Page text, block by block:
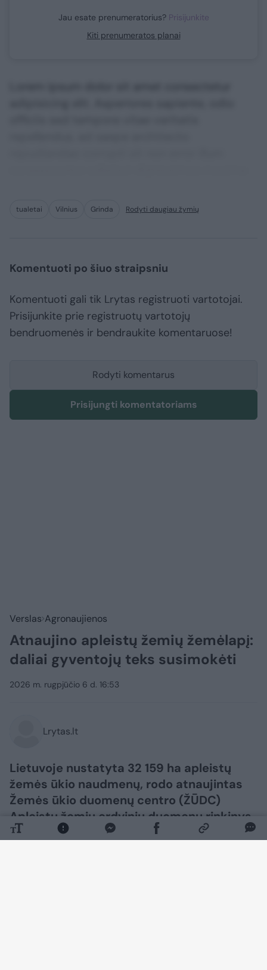
Jau esate prenumeratorius? Prisijunkite
Kiti prenumeratos planai
tualetai Vilnius Grinda Rodyti daugiau žymių
Komentuoti po šiuo straipsniu
Komentuoti gali tik Lrytas registruoti vartotojai.
Prisijunkite prie registruotų vartotojų
bendruomenės ir bendraukite komentaruose!
Rodyti komentarus
Prisijungti komentatoriams
Verslas Agronaujienos
Atnaujino apleistų žemių žemėlapį:
daliai gyventojų teks susimokėti
2026 m. rugpjūčio 6 d. 16:53
Lrytas.lt
Lietuvoje nustatyta 32 159 ha apleistų
žemės ūkio naudmenų, rodo atnaujintas
Žemės ūkio duomenų centro (ŽŪDC)
Apleistų žemių erdvinių duomenų rinkinys.